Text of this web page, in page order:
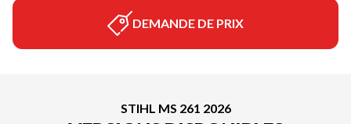
DEMANDE DE PRIX
STIHL MS 261 2026